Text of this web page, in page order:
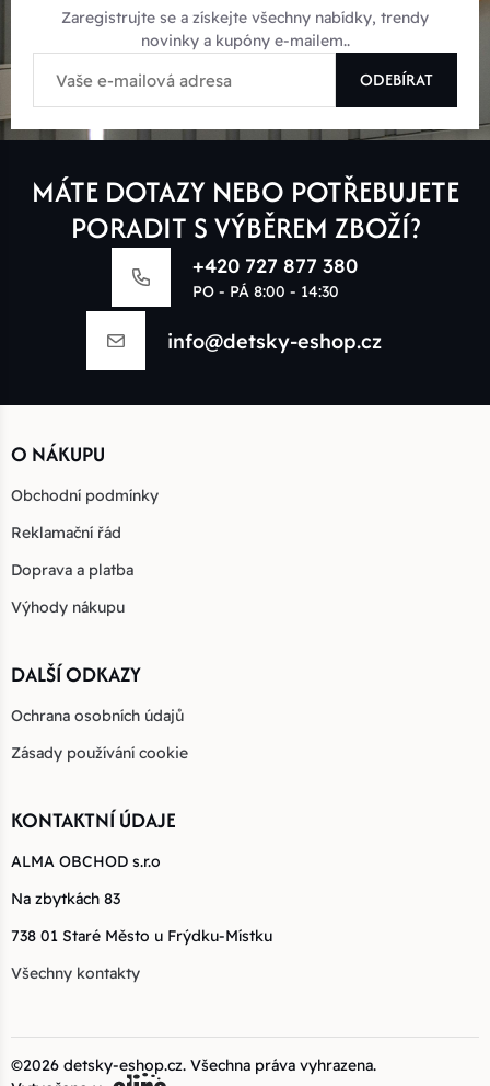
Zaregistrujte se a získejte všechny nabídky, trendy
novinky a kupóny e-mailem..
ODEBÍRAT
MÁTE DOTAZY NEBO POTŘEBUJETE
PORADIT S VÝBĚREM ZBOŽÍ?
+420 727 877 380
PO - PÁ 8:00 - 14:30
info@detsky-eshop.cz
O NÁKUPU
Obchodní podmínky
Reklamační řád
Doprava a platba
Výhody nákupu
DALŠÍ ODKAZY
Ochrana osobních údajů
Zásady používání cookie
KONTAKTNÍ ÚDAJE
ALMA OBCHOD s.r.o
Na zbytkách 83
738 01 Staré Město u Frýdku-Místku
Všechny kontakty
©2026 detsky-eshop.cz. Všechna práva vyhrazena.